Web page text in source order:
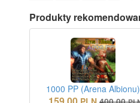
Produkty
1000 PP (Arena Albionu)